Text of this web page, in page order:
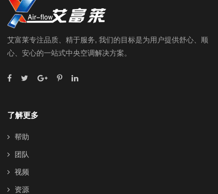
艾富莱专注品质、精于服务, 我们的目标是为用户提供舒心、顺
心、安心的一站式中央空调解决方案。
了解更多
帮助
团队
视频
资源